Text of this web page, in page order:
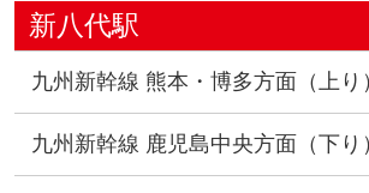
新八代駅
九州新幹線 熊本・博多方面（上り
九州新幹線 鹿児島中央方面（下り